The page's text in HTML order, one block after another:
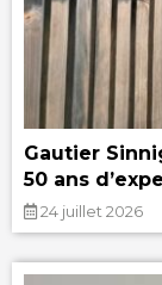
Gautier
50 ans
24 juillet 2026